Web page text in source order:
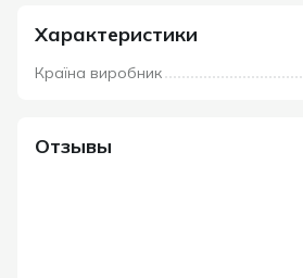
Характеристики
Країна виробник
Отзывы